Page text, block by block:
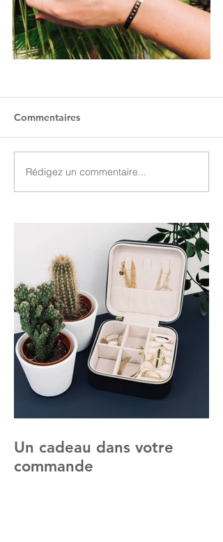
Commentaires
Rédigez un commentaire...
Un cadeau dans votre
commande